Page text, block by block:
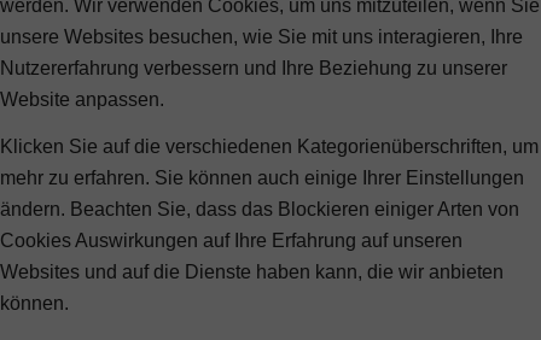
werden. Wir verwenden Cookies, um uns mitzuteilen, wenn Sie
unsere Websites besuchen, wie Sie mit uns interagieren, Ihre
Nutzererfahrung verbessern und Ihre Beziehung zu unserer
Website anpassen.
Klicken Sie auf die verschiedenen Kategorienüberschriften, um
mehr zu erfahren. Sie können auch einige Ihrer Einstellungen
ändern. Beachten Sie, dass das Blockieren einiger Arten von
Cookies Auswirkungen auf Ihre Erfahrung auf unseren
Websites und auf die Dienste haben kann, die wir anbieten
können.